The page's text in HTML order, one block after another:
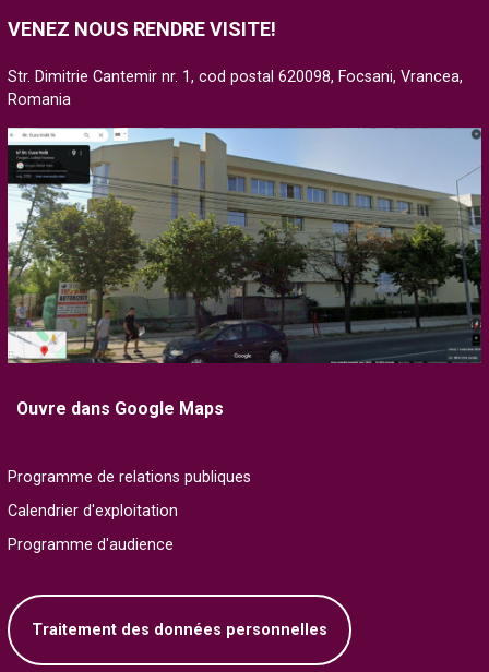
VENEZ NOUS RENDRE VISITE!
Str. Dimitrie Cantemir nr. 1, cod postal 620098, Focsani, Vrancea,
Romania
Ouvre dans Google Maps
Programme de relations publiques
Calendrier d'exploitation
Programme d'audience
Traitement des données personnelles